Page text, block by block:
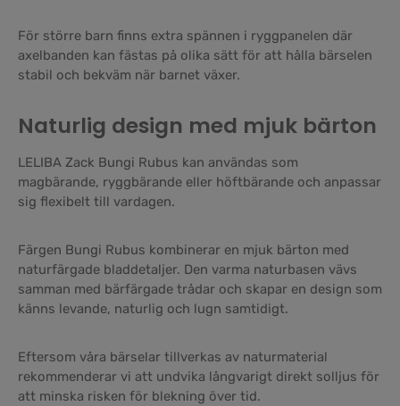
För större barn finns extra spännen i ryggpanelen där
axelbanden kan fästas på olika sätt för att hålla bärselen
stabil och bekväm när barnet växer.
Naturlig design med mjuk bärton
LELIBA Zack Bungi Rubus kan användas som
magbärande, ryggbärande eller höftbärande och anpassar
sig flexibelt till vardagen.
Färgen Bungi Rubus kombinerar en mjuk bärton med
naturfärgade bladdetaljer. Den varma naturbasen vävs
samman med bärfärgade trådar och skapar en design som
känns levande, naturlig och lugn samtidigt.
Eftersom våra bärselar tillverkas av naturmaterial
rekommenderar vi att undvika långvarigt direkt solljus för
att minska risken för blekning över tid.